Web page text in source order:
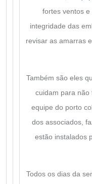
fortes ventos
integridade das
revisar as amarras
Também são eles
cuidam para não
equipe do porto
dos associados,
estão instalados
Todos os dias da